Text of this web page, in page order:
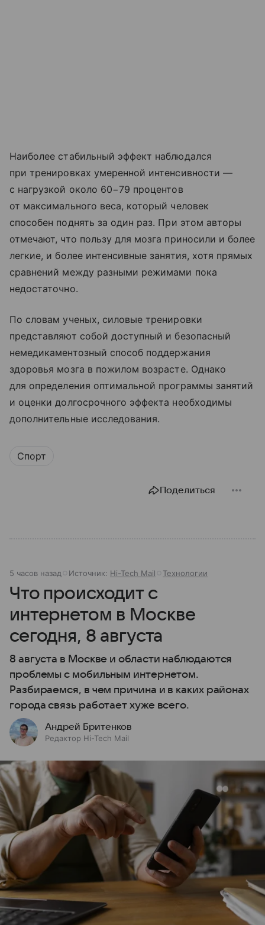
Наиболее стабильный эффект наблюдался
при тренировках умеренной интенсивности —
с нагрузкой около 60−79 процентов
от максимального веса, который человек
способен поднять за один раз. При этом авторы
отмечают, что пользу для мозга приносили и более
легкие, и более интенсивные занятия, хотя прямых
сравнений между разными режимами пока
недостаточно.
По словам ученых, силовые тренировки
представляют собой доступный и безопасный
немедикаментозный способ поддержания
здоровья мозга в пожилом возрасте. Однако
для определения оптимальной программы занятий
и оценки долгосрочного эффекта необходимы
дополнительные исследования.
Спорт
Поделиться
5 часов назад Источник: Hi-Tech Mail Технологии
Что происходит с
интернетом в Москве
сегодня, 8 августа
8 августа в Москве и области наблюдаются
проблемы с мобильным интернетом.
Разбираемся, в чем причина и в каких районах
города связь работает хуже всего.
Андрей Бритенков
Редактор Hi-Tech Mail